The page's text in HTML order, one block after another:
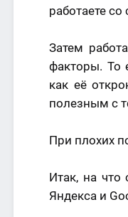
работаете
Затем
факторы. То
как её
полезным с
При плохих
Итак, на что
Яндекса и